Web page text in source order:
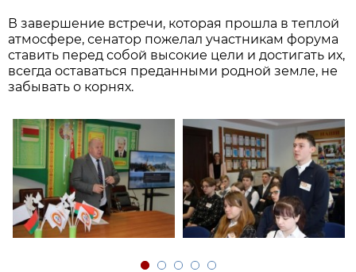
В завершение встречи, которая прошла в теплой
атмосфере, сенатор пожелал участникам форума
ставить перед собой высокие цели и достигать их,
всегда оставаться преданными родной земле, не
забывать о корнях.